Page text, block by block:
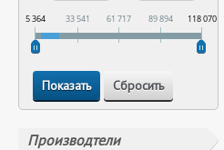
5 364 33 541 61 717 89 894 118 070
Производтели